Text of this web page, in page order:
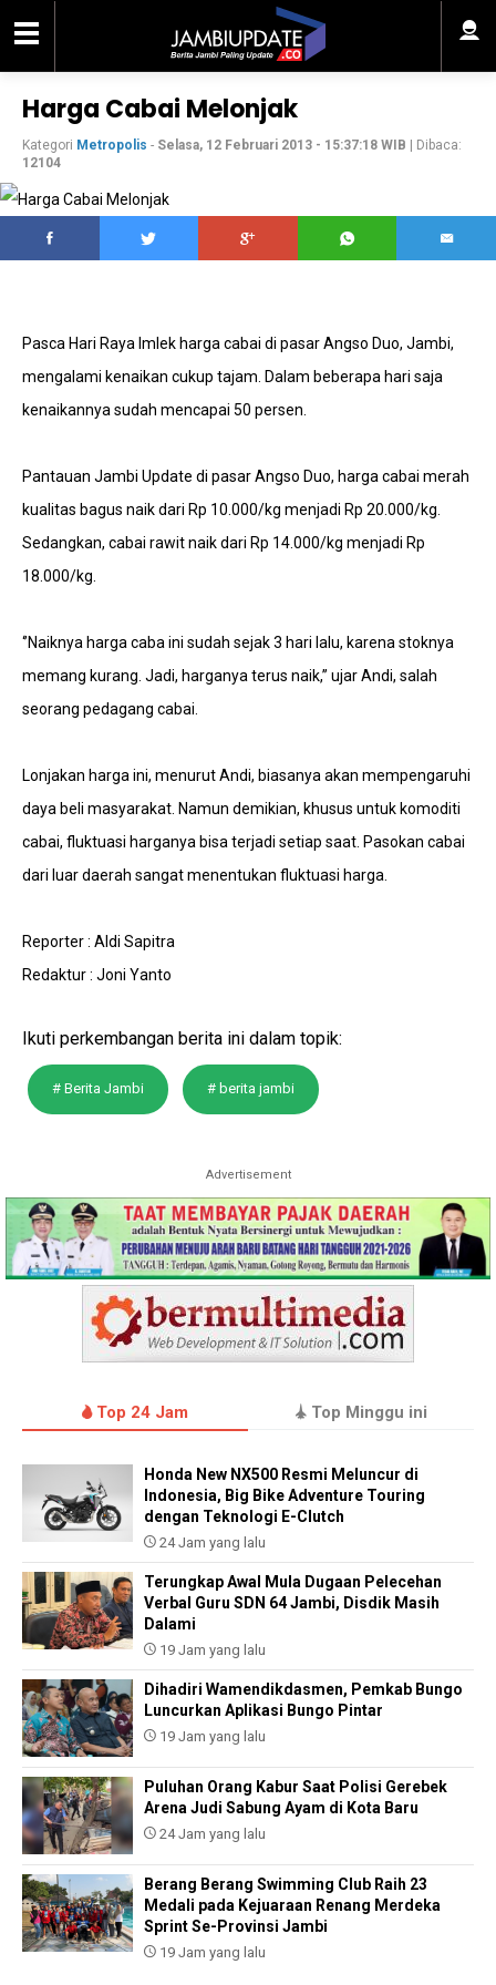
Harga Cabai Melonjak
Kategori Metropolis - Selasa, 12 Februari 2013 - 15:37:18 WIB | Dibaca:
12104
Pasca Hari Raya Imlek harga cabai di pasar Angso Duo, Jambi,
mengalami kenaikan cukup tajam. Dalam beberapa hari saja
kenaikannya sudah mencapai 50 persen.
Pantauan Jambi Update di pasar Angso Duo, harga cabai merah
kualitas bagus naik dari Rp 10.000/kg menjadi Rp 20.000/kg.
Sedangkan, cabai rawit naik dari Rp 14.000/kg menjadi Rp
18.000/kg.
‘’Naiknya harga caba ini sudah sejak 3 hari lalu, karena stoknya
memang kurang. Jadi, harganya terus naik,’’ ujar Andi, salah
seorang pedagang cabai.
Lonjakan harga ini, menurut Andi, biasanya akan mempengaruhi
daya beli masyarakat. Namun demikian, khusus untuk komoditi
cabai, fluktuasi harganya bisa terjadi setiap saat. Pasokan cabai
dari luar daerah sangat menentukan fluktuasi harga.
Reporter : Aldi Sapitra
Redaktur : Joni Yanto
Ikuti perkembangan berita ini dalam topik:
# Berita Jambi # berita jambi
Advertisement
Top 24 Jam Top Minggu ini
Honda New NX500 Resmi Meluncur di
Indonesia, Big Bike Adventure Touring
dengan Teknologi E-Clutch
24 Jam yang lalu
Terungkap Awal Mula Dugaan Pelecehan
Verbal Guru SDN 64 Jambi, Disdik Masih
Dalami
19 Jam yang lalu
Dihadiri Wamendikdasmen, Pemkab Bungo
Luncurkan Aplikasi Bungo Pintar
19 Jam yang lalu
Puluhan Orang Kabur Saat Polisi Gerebek
Arena Judi Sabung Ayam di Kota Baru
24 Jam yang lalu
Berang Berang Swimming Club Raih 23
Medali pada Kejuaraan Renang Merdeka
Sprint Se-Provinsi Jambi
19 Jam yang lalu